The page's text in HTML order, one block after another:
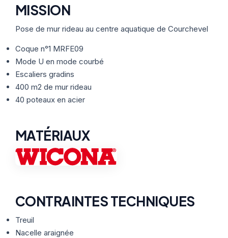
MISSION
Pose de mur rideau au centre aquatique de Courchevel
Coque n°1 MRFE09
Mode U en mode courbé
Escaliers gradins
400 m2 de mur rideau
40 poteaux en acier
MATÉRIAUX
CONTRAINTES TECHNIQUES
Treuil
Nacelle araignée